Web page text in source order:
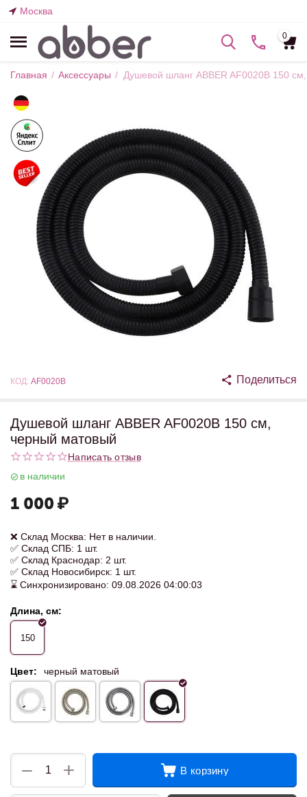
Москва
0
Главная / Аксессуары / Душевой шланг ABBER AF0020B 150
КОД: AF0020B Поделиться
Душевой шланг ABBER AF0020B 150 см,
черный матовый
Написать отзыв
в наличии
1 000 ₽
❌ Склад Москва: Нет в наличии.
✅ Склад СПБ: 1 шт.
✅ Склад Краснодар: 2 шт.
✅ Склад Новосибирск: 1 шт.
⌛ Синхронизировано: 09.08.2026 04:00:03
Длина, см:
150
Цвет: черный матовый
+
− В корзину